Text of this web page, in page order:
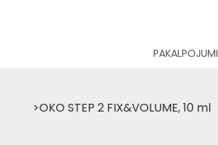
PAKALPOJUMI
>OKO STEP 2 FIX&VOLUME, 10 ml